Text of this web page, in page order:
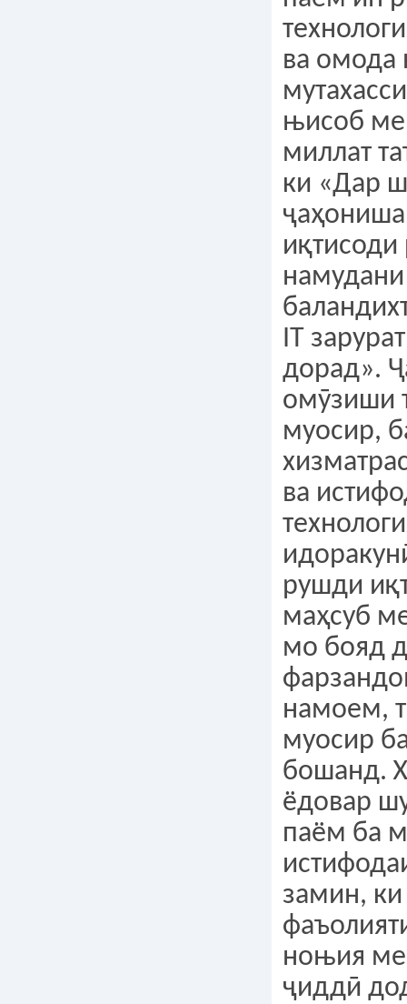
ва омода
њисоб
миллат
ки «Дар
IT
дорад».
омӯзиши
муосир,
ва
рушди
маҳсуб
мо бояд
намоем,
муосир
бошанд.
ёдовар
паём ба
замин,
ноњия
ҷиддӣ